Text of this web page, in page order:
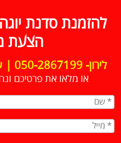
להזמנת סדנת
הצעת
לירון- 050-2867199 | עוזי- 050-2604004
או מלאו את פרטיכם